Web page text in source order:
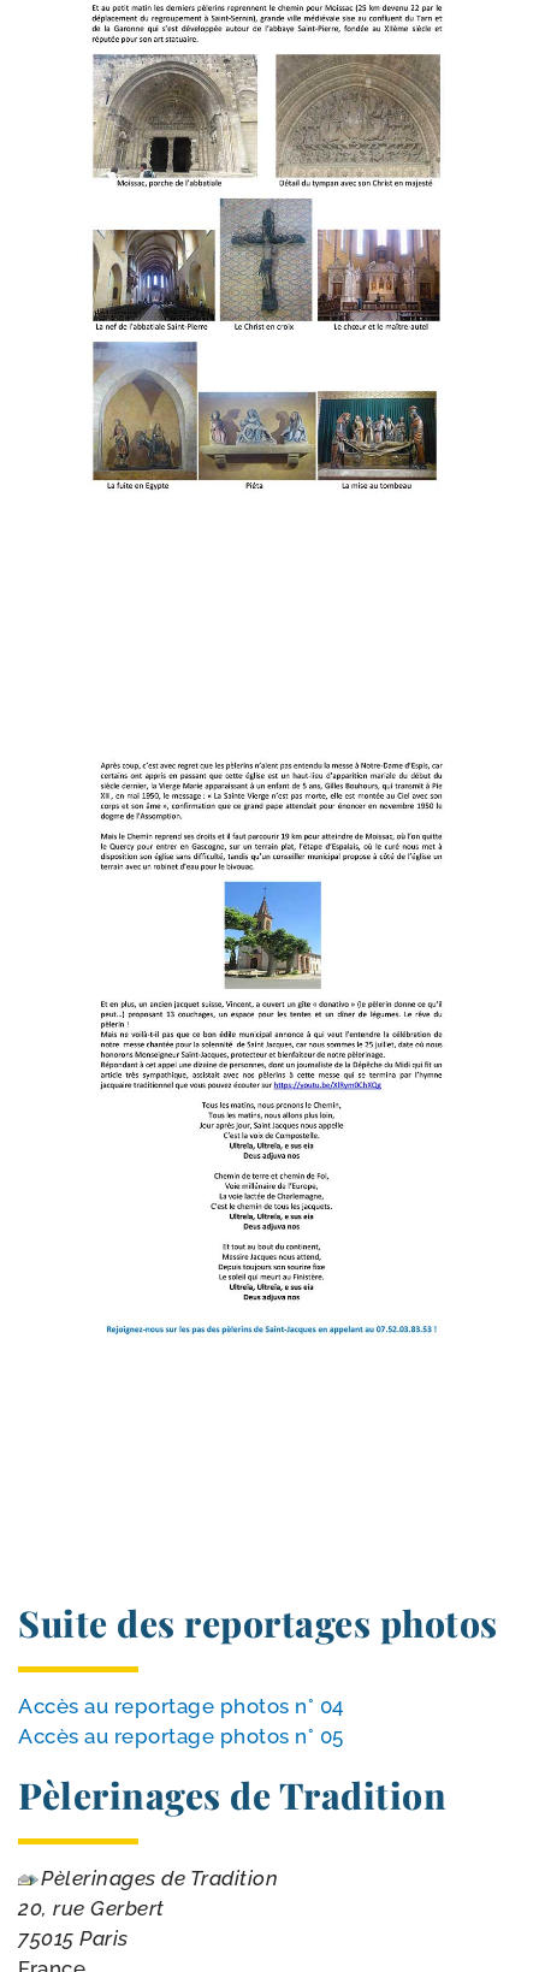
Suite des reportages photos
Accès au repor­tage pho­tos n° 04
Accès au repor­tage pho­tos n° 05
Pèlerinages de Tradition
Pèlerinages de Tradition
20, rue Gerbert
75015 Paris